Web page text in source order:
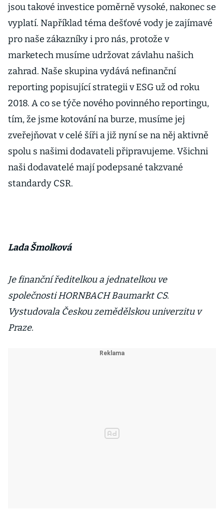
jsou takové investice poměrně vysoké, nakonec se
vyplatí. Například téma dešťové vody je zajímavé
pro naše zákazníky i pro nás, protože v
marketech musíme udržovat závlahu našich
zahrad. Naše skupina vydává nefinanční
reporting popisující strategii v ESG už od roku
2018. A co se týče nového povinného reportingu,
tím, že jsme kotování na burze, musíme jej
zveřejňovat v celé šíři a již nyní se na něj aktivně
spolu s našimi dodavateli připravujeme. Všichni
naši dodavatelé mají podepsané takzvané
standardy CSR.
Lada Šmolková
Je finanční ředitelkou a jednatelkou ve
společnosti HORNBACH Baumarkt CS.
Vystudovala Českou zemědělskou univerzitu v
Praze.